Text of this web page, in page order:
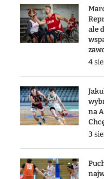
ale
4
na
3